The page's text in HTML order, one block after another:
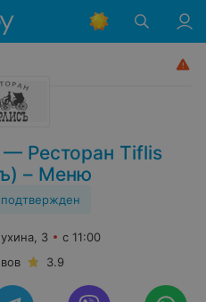
Ресторан Tiflis
– Меню
3
с 11:00
3.9